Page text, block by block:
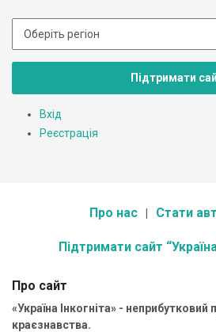
Підтримати
Вхід
Реєстрація
Про нас Стати
Підтримати сайт
Про сайт
«Україна Інкогніта» - неприбутковий
краєзнавства.